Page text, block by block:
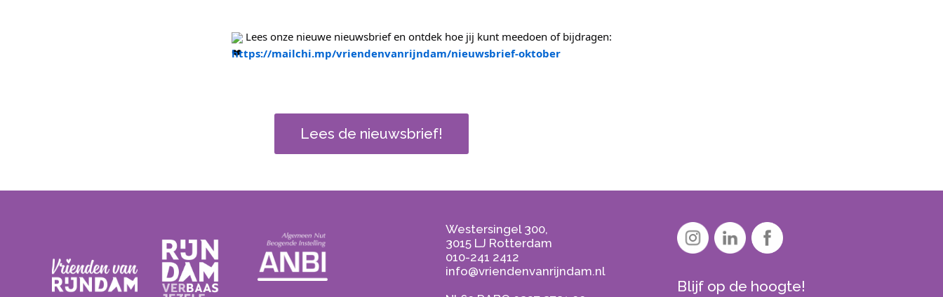
Lees onze nieuwe nieuwsbrief en ontdek hoe jij kunt meedoen of bijdragen:
https://mailchi.mp/vriendenvanrijndam/nieuwsbrief-oktober
Lees de nieuwsbrief!
Westersingel 300,
3015 LJ Rotterdam
010-241 2412
info@vriendenvanrijndam.nl
Blijf op de hoogte!